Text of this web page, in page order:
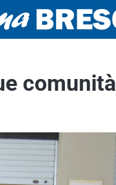
comunità